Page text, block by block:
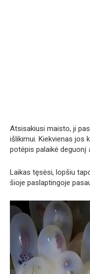
Atsisakiusi maisto, ji
išlikimui. Kiekvienas jos
potėpis palaikė deguonį
Laikas tęsėsi, lopšiu
šioje paslaptingoje